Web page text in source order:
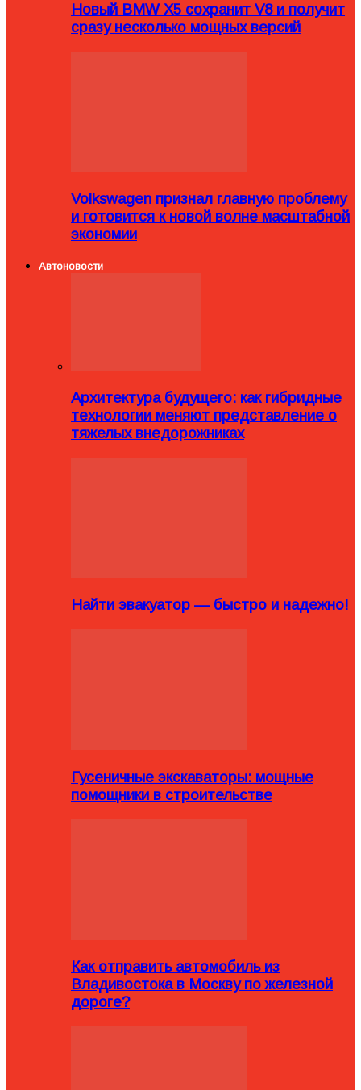
Новый BMW X5 сохранит V8 и получит
сразу несколько мощных версий
Volkswagen признал главную проблему
и готовится к новой волне масштабной
экономии
Автоновости
Архитектура будущего: как гибридные
технологии меняют представление о
тяжелых внедорожниках
Найти эвакуатор — быстро и надежно!
Гусеничные экскаваторы: мощные
помощники в строительстве
Как отправить автомобиль из
Владивостока в Москву по железной
дороге?